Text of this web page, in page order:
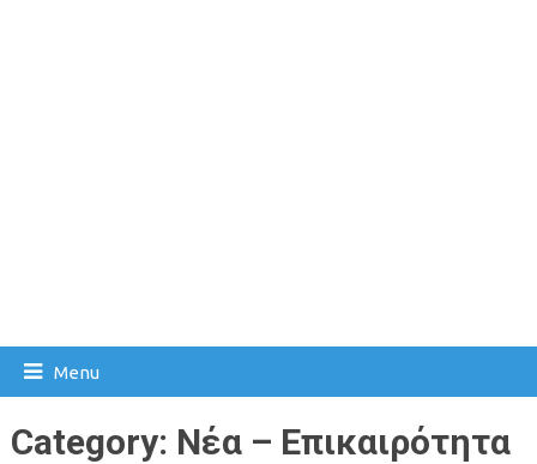
Menu
Category: Νέα – Επικαιρότητα